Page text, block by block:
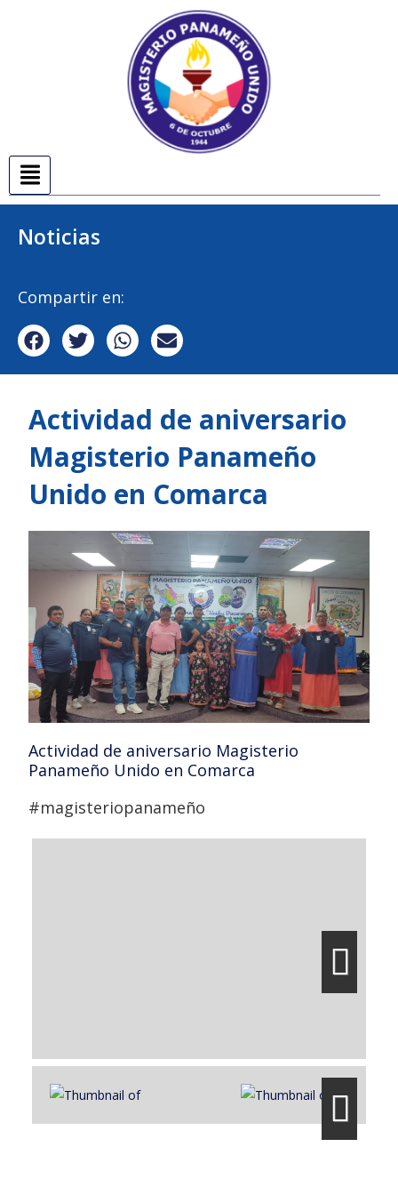
Noticias
Compartir en:
Actividad de aniversario
Magisterio Panameño
Unido en Comarca
Actividad de aniversario Magisterio
Panameño Unido en Comarca
#magisteriopanameño